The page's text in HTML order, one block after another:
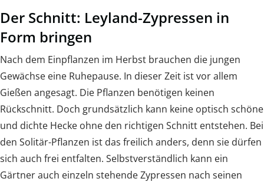
Der Schnitt: Leyland-Zypressen in
Form bringen
Nach dem Einpflanzen im Herbst brauchen die jungen
Gewächse eine Ruhepause. In dieser Zeit ist vor allem
Gießen angesagt. Die Pflanzen benötigen keinen
Rückschnitt. Doch grundsätzlich kann keine optisch schöne
und dichte Hecke ohne den richtigen Schnitt entstehen. Bei
den Solitär-Pflanzen ist das freilich anders, denn sie dürfen
sich auch frei entfalten. Selbstverständlich kann ein
Gärtner auch einzeln stehende Zypressen nach seinen